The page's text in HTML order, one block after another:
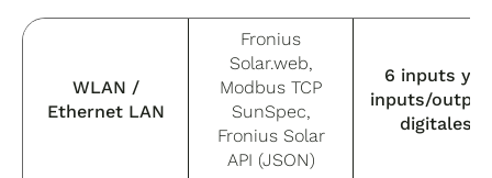
WLAN /
Ethernet LAN
Fronius
Solar.web,
Modbus TCP
SunSpec,
Fronius Solar
API (JSON)
6 inputs y 4
inputs/
digitales